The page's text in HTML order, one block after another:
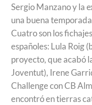
Sergio Manzano y la
una buena
Cuatro son los
españoles: Lula Roig
proyecto, que acabó
Joventut), Irene
Challenge con CB
encontró en tierras